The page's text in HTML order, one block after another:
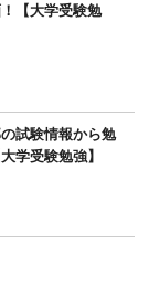
【大学受験勉
試験情報から勉
学受験勉強】